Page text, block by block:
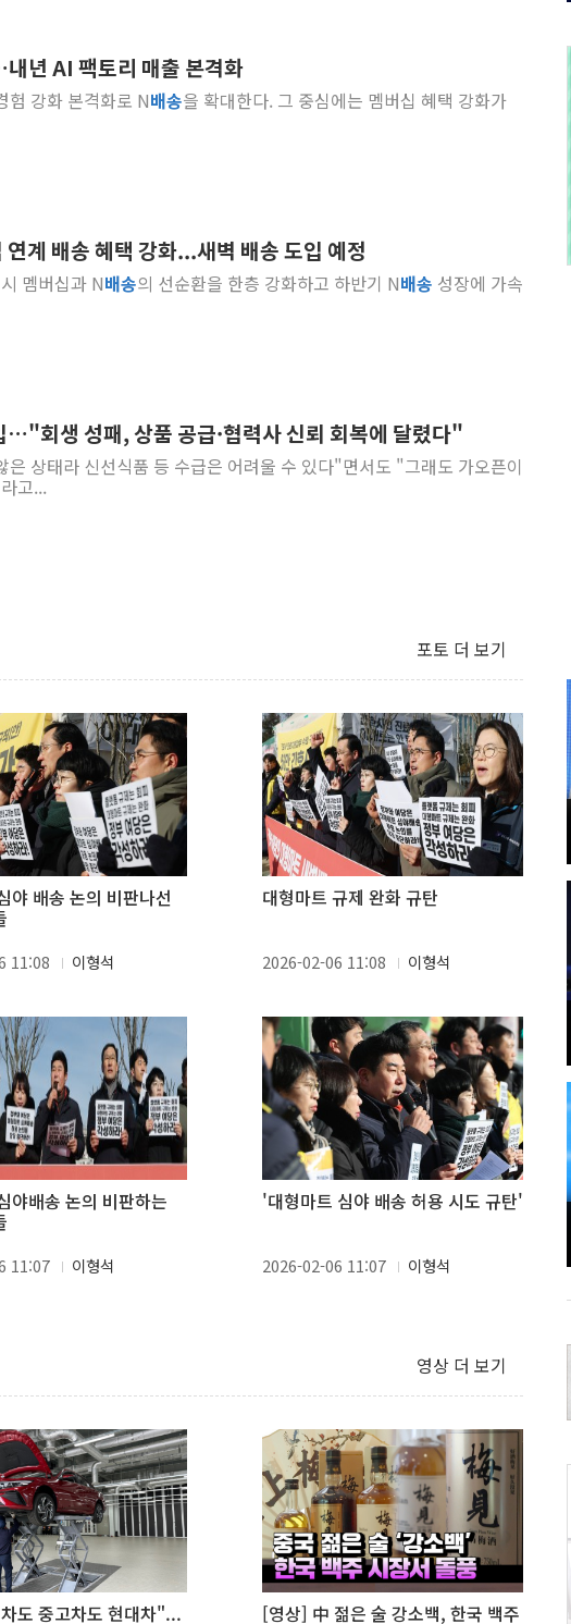
년 AI 팩토리 매출 본격화
험 강화 본격화로 N배송을 확대한다. 그 중심에는 멤버십 혜택 강화가
계 배송 혜택 강화...새벽 배송 도입 예정
멤버십과 N배송의 선순환을 한층 강화하고 하반기 N배송 성장에 가속
…"회생 성패, 상품 공급·협력사 신뢰 회복에 달렸다"
은 상태라 신선식품 등 수급은 어려울 수 있다"면서도 "그래도 가오픈이
고...
포토 더 보기
야 배송 논의 비판나선
11:08 이형석
대형마트 규제 완화 규탄
2026-02-06 11:08 이형석
야배송 논의 비판하는
11:07 이형석
'대형마트 심야 배송 허용 시도 규탄'
2026-02-06 11:07 이형석
영상 더 보기
도 중고차도 현대차"... [영상] 中 젊은 술 강소백, 한국 백주